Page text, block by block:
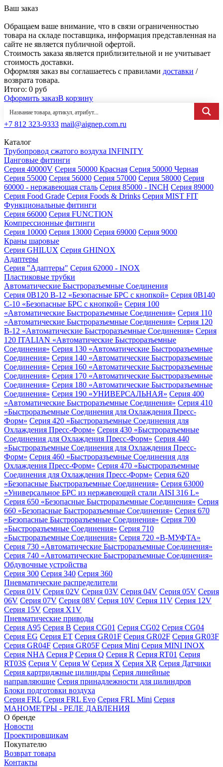
Ваш заказ
Обращаем ваше внимание, что в связи ограниченностью
товара на складе поставщика, информация представленная на
сайте не является публичной офертой.
Стоимость заказа является приблизительной и не учитывает
стоимость доставки.
Оформляя заказ вы соглашаетесь с правилами доставки /
возврата товара.
Итого: 0 руб
Оформить заказВ корзину
+7 812 323-9333 mail@aignep.com.ru
Каталог
Трубопровод сжатого воздуха INFINITY
Цанговые фитинги
Серия 40000V Серия 50000 Красная Серия 50000 Черная
Серия 55000 Серия 56000 Серия 57000 Серия 58000 Серия
60000 - нержавеющая сталь Серия 85000 - INCH Серия 89000
Серия Food Grade Серия Foods & Drinks Серия MIST FIT
Функциональные фитинги
Серия 66000 Серия FUNCTION
Компрессионные фитинги
Серия 10000 Серия 13000 Серия 69000 Серия 9000
Краны шаровые
Серия GHILUX Серия GHINOX
Адаптеры
Серия "Адаптеры" Серия 62000 - INOX
Пластиковые трубки
Автоматические Быстроразъемные Соединения
Серия 0B120 B-12 «Безопасные БРС с кнопкой» Серия 0B140
C-10 «Безопасные БРС с кнопкой» Серия 100
«Автоматические Быстроразъемные Соединения» Серия 110
«Автоматические Быстроразъемные Соединения» Серия 120
B-12 «Автоматические Быстроразъемные Соединения» Серия
120 ITALIAN «Автоматические Быстроразъемные
Соединения» Серия 130 «Автоматические Быстроразъемные
Соединения» Серия 140 «Автоматические Быстроразъемные
Соединения» Серия 160 «Автоматические Быстроразъемные
Соединения» Серия 170 «Автоматические Быстроразъемные
Соединения» Серия 180 «Автоматические Быстроразъемные
Соединения» Серия 190 «УНИВЕРСАЛЬНАЯ» Серия 400
«Автоматические Быстроразъемные Соединения» Серия 410
«Быстроразъемные Соединения для Охлаждения Пресс-
Форм» Серия 420 «Быстроразъемные Соединения для
Охлаждения Пресс-Форм» Серия 430 «Быстроразъемные
Соединения для Охлаждения Пресс-Форм» Серия 440
«Быстроразъемные Соединения для Охлаждения Пресс-
Форм» Серия 460 «Быстроразъемные Соединения для
Охлаждения Пресс-Форм» Серия 470 «Быстроразъемные
Соединения для Охлаждения Пресс-Форм» Серия 620
«Безопасные Быстроразъемные Соединения» Серия 63000
«Универсальное БРС из нержавеющей стали AISI 316 L»
Серия 650 «Безопасные Быстроразъемные Соединения» Серия
660 «Безопасные Быстроразъемные Соединения» Серия 670
«Безопасные Быстроразъемные Соединения» Серия 700
«Быстроразъемные Соединения» Серия 710
«Быстроразъемные Соединения» Серия 720 «B-МУФТА»
Серия 730 «Автоматические Быстроразъемные Соединения»
Серия 740 «Автоматические Быстроразъемные Соединения»
Обдувочные устройства
Серия 300 Серия 340 Серия 360
Пневматические распределители
Серия 01V Серия 02V Серия 03V Серия 04V Серия 05V Серия
06V Серия 07V Серия 08V Серия 10V Серия 11V Серия 12V
Серия 15V Серия X1V
Пневматические приводы
Серия A95 Серия B Серия CG01 Серия CG02 Серия CG04
Серия EG Серия ET Серия GR01F Серия GR02F Серия GR03F
Серия GR04F Серия GR05F Серия Mini Серия MINI INOX
Серия NHA Серия P Серия Q Серия R Серия RT01 Серия
RT03S Серия V Серия W Серия X Серия XR Серия Датчики
Серия картриджные цилиндры Серия линейные
направляющие Серия принадлежности для цилиндров
Блоки подготовки воздуха
Серия FRL Серия FRL Evo Серия FRL Mini Серия
МАНОМЕТРЫ - РЕЛЕ ДАВЛЕНИЯ
О бренде
Новости
Проектировщикам
Покупателю
Возврат товара
Контакты